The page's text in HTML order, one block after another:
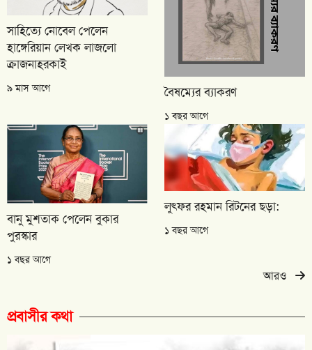
সাহিত্যে নোবেল পেলেন
হাঙ্গেরিয়ান লেখক লাজলো
ক্রাজনাহরকাই
৯ মাস আগে বৈষম্যের ব্যাকরণ
১ বছর আগে
বানু মুশতাক পেলেন বুকার
পুরস্কার
১ বছর আগে
লুৎফর রহমান রিটনের ছড়া:
১ বছর আগে
আরও
প্রবাসীর কথা